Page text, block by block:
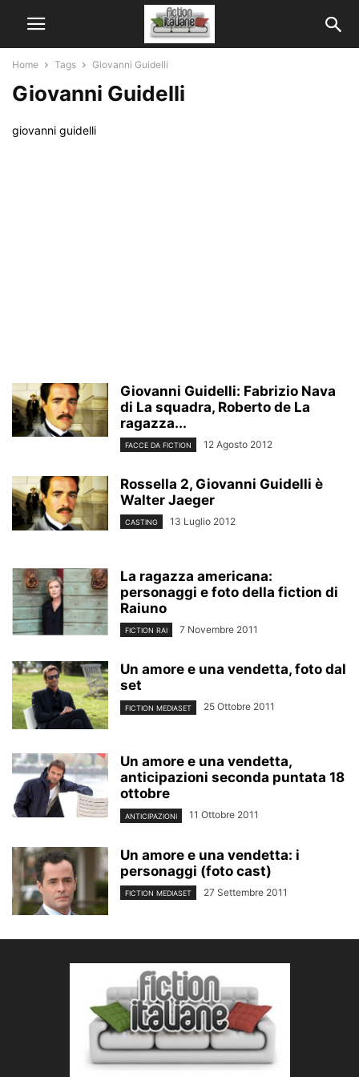
Home Tags Giovanni Guidelli
Giovanni Guidelli
giovanni guidelli
Giovanni Guidelli: Fabrizio Nava
di La squadra, Roberto de La
ragazza...
FACCE DA FICTION 12 Agosto 2012
Rossella 2, Giovanni Guidelli è
Walter Jaeger
CASTING 13 Luglio 2012
La ragazza americana:
personaggi e foto della fiction di
Raiuno
FICTION RAI 7 Novembre 2011
Un amore e una vendetta, foto dal
set
FICTION MEDIASET 25 Ottobre 2011
Un amore e una vendetta,
anticipazioni seconda puntata 18
ottobre
ANTICIPAZIONI 11 Ottobre 2011
Un amore e una vendetta: i
personaggi (foto cast)
FICTION MEDIASET 27 Settembre 2011